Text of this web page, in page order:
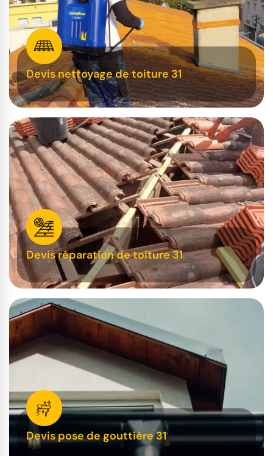
Devis nettoyage de toiture 31
Devis réparation de toiture 31
Devis pose de gouttière 31